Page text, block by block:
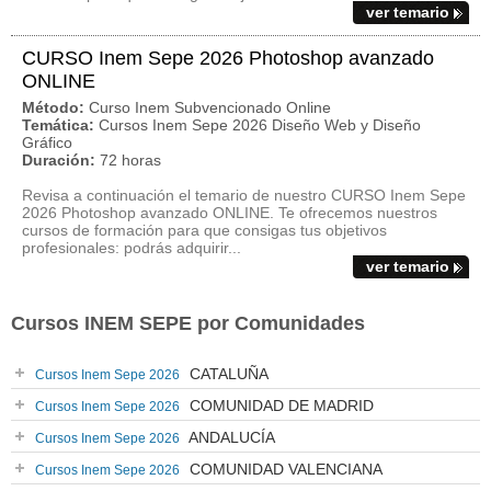
ver temario
CURSO Inem Sepe 2026 Photoshop avanzado
ONLINE
Método: Curso Inem Subvencionado Online
Temática: Cursos Inem Sepe 2026 Diseño Web y Diseño
Gráfico
Duración: 72 horas
Revisa a continuación el temario de nuestro CURSO Inem Sepe
2026 Photoshop avanzado ONLINE. Te ofrecemos nuestros
cursos de formación para que consigas tus objetivos
profesionales: podrás adquirir...
ver temario
Cursos INEM SEPE por Comunidades
Cursos Inem Sepe 2026 CATALUÑA
Cursos Inem Sepe 2026 COMUNIDAD DE MADRID
Cursos Inem Sepe 2026 ANDALUCÍA
Cursos Inem Sepe 2026 COMUNIDAD VALENCIANA